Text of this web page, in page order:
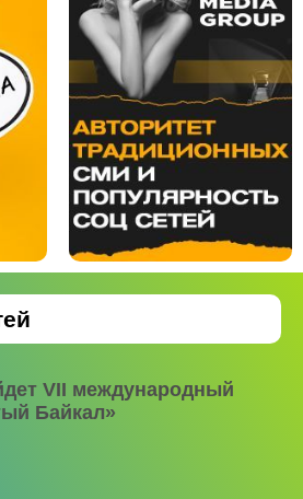
VII международный
Байкал»